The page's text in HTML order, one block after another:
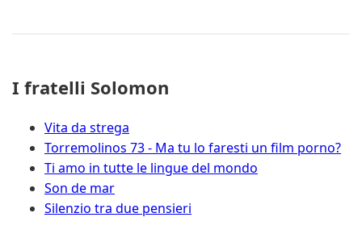
I fratelli Solomon
Vita da strega
Torremolinos 73 - Ma tu lo faresti un film porno?
Ti amo in tutte le lingue del mondo
Son de mar
Silenzio tra due pensieri